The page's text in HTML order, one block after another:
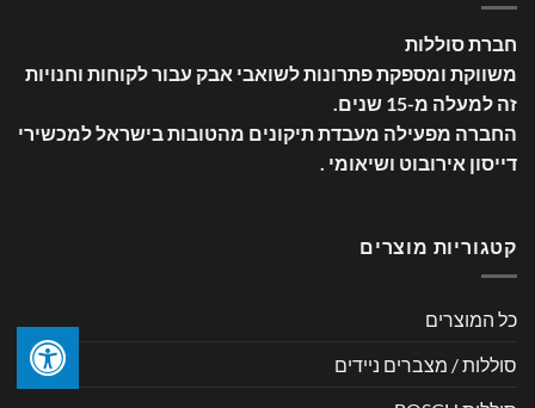
חברת סוללות
משווקת ומספקת פתרונות לשואבי אבק עבור לקוחות וחנויות
זה למעלה מ-15 שנים
.
החברה מפעילה מעבדת תיקונים מהטובות בישראל למכשירי
דייסון אירובוט ושיאומי .
קטגוריות מוצרים
כל המוצרים
סוללות / מצברים ניידים